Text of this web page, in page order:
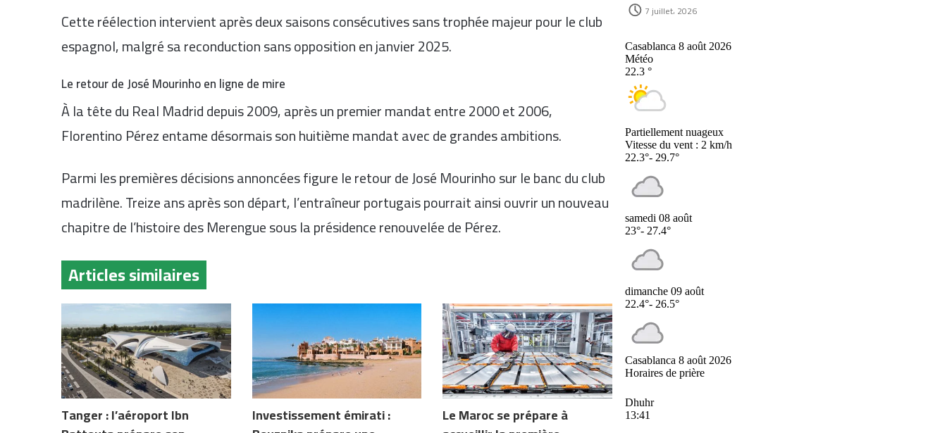
Cette réélection intervient après deux saisons consécutives sans trophée majeur pour le club
espagnol, malgré sa reconduction sans opposition en janvier 2025.
Le retour de José Mourinho en ligne de mire
À la tête du Real Madrid depuis 2009, après un premier mandat entre 2000 et 2006,
Florentino Pérez entame désormais son huitième mandat avec de grandes ambitions.
Parmi les premières décisions annoncées figure le retour de José Mourinho sur le banc du club
madrilène. Treize ans après son départ, l’entraîneur portugais pourrait ainsi ouvrir un nouveau
chapitre de l’histoire des Merengue sous la présidence renouvelée de Pérez.
Articles similaires
Tanger : l’aéroport Ibn
Investissement émirati :
Le Maroc se prépare à
7 juillet، 2026